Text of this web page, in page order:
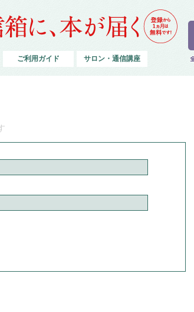
ご利用ガイド サロン・通信講座